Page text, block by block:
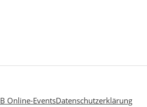
Online-EventsDatenschutzerklärung